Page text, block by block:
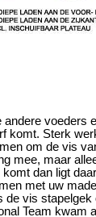
voeders
komt. Sterk
om de vis
mee, maar
dan ligt
met uw
de vis stapelgek
Team kwam